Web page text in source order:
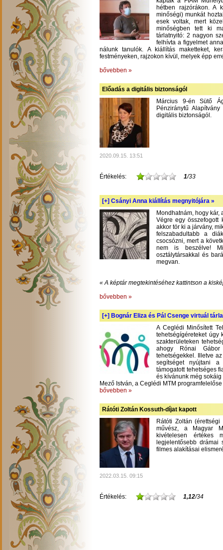
hétben rajzórákon. A
minőségi) munkát
esek voltak, mert
minőségben tett ki
tárlatnyitó: 2 nagyon
felhívta a figyelmet
nálunk tanulók. A kiállítás maketteket,
festményeken, rajzokon kívül, melyek épp
bővebben »
Előadás a digitális biztonságól
Március 9-én Sütő
Pénziránytű
digitális biztonságól.
2020.09.15. 13:51
Értékelés: 1/33
[+] Csányi Anna kiállítás megnyitójára »
Mondhatnám, hogy kár,
Végre egy összefogott
akkor tör ki a járvány,
felszabadultabb a
csocsózni, mert a
nem is beszélve!
osztálytársakkal és
megvan.
« A képtár megtekintéséhez kattintson a
bővebben »
[+] Bognár Eliza és Pál Csenge virtuál
A Ceglédi Minősített
tehetségígéreteket úgy
szakterületeken
ahogy Rónai Gábor
tehetségekkel. Illetve
segítséget nyújtani a
támogatott tehetséges
és kívánunk még
Mező István, a Ceglédi MTM programfelelőse
bővebben »
Rátóti Zoltán Kossuth-díjat kapott
Rátóti Zoltán
művész, a Magyar
kivételesen értékes
legjelentősebb drámai
filmes alakításai
2022.03.15. 09:15
Értékelés: 1,12/34